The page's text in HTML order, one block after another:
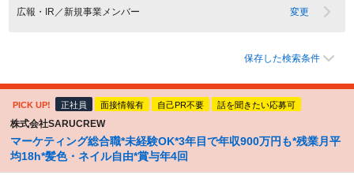
広報・IR／新規事業メンバー 変更
保存した検索条件
PICK UP! 正社員 面接情報有 自己PR不要 話を聞きたい応募可
株式会社SARUCREW
マーケティング総合職*未経験OK*3年目で年収900万円も*残業月平
均18h*髪色・ネイル自由*賞与年4回